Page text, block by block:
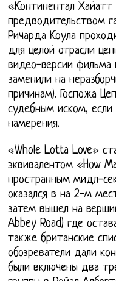
«Континентал
предводительством
Ричарда Коула
для целой отрасли
видео-версии фильма
заменили на
причинам). Госпожа
судебным иском,
намерения.
«Whole Lotta Love»
эквивалентом «How
пространным мидл-
оказался в на 2-м
затем вышел на
Abbey Road) где
также британские
обозреватели дали
были включены два